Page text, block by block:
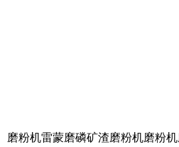
粉机雷蒙磨磷矿渣磨粉机磨粉